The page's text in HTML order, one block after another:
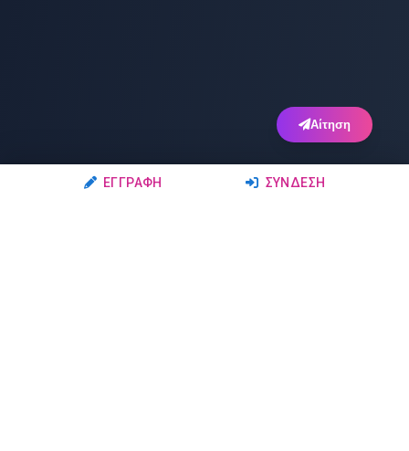
ΕΓΓΡΑΦΉ ΣΎΝΔΕΣΗ
Αίτηση